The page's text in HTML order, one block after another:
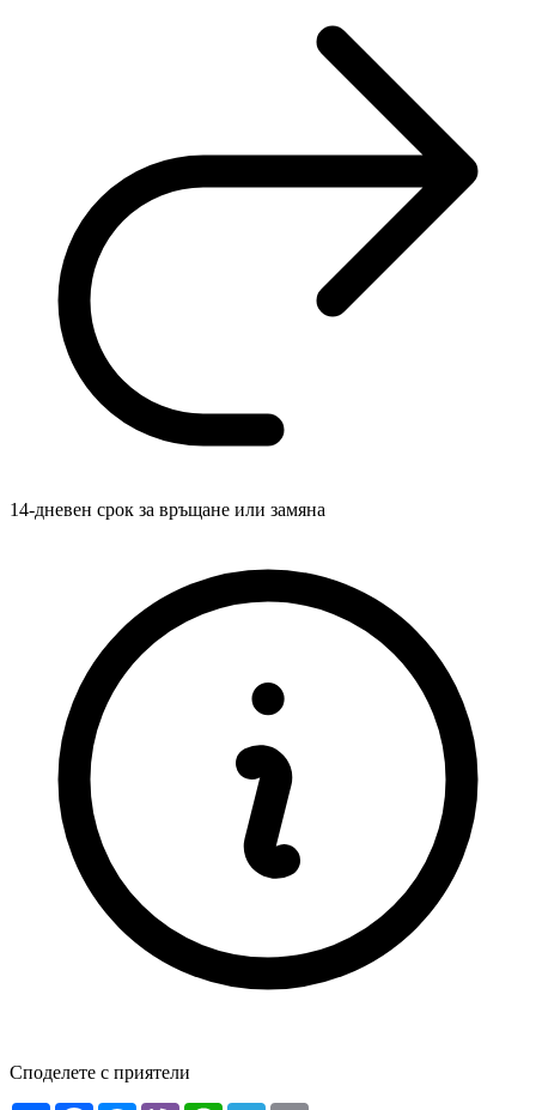
14-дневен срок за връщане или замяна
Споделете с приятели